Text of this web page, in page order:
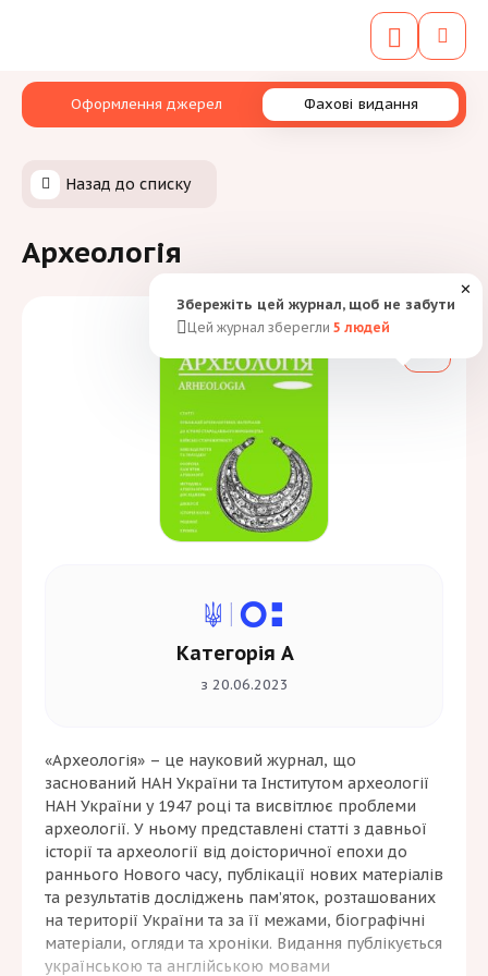
Оформлення джерел Фахові видання
Назад до списку
Археологія
«Археологія» – це науковий журнал, що
заснований НАН України та Інститутом археології
НАН України у 1947 році та висвітлює проблеми
археології. У ньому представлені статті з давньої
історії та археології від доісторичної епохи до
раннього Нового часу, публікації нових матеріалів
та результатів досліджень пам’яток, розташованих
на території України та за її межами, біографічні
матеріали, огляди та хроніки. Видання публікується
українською та англійською мовами
Категорія А
з 20.06.2023
Збережіть цей журнал, щоб не забути
Цей журнал зберегли 5 людей
✕